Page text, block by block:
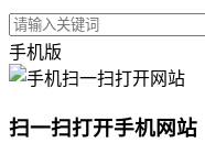
手机版
扫一扫打开手机网站